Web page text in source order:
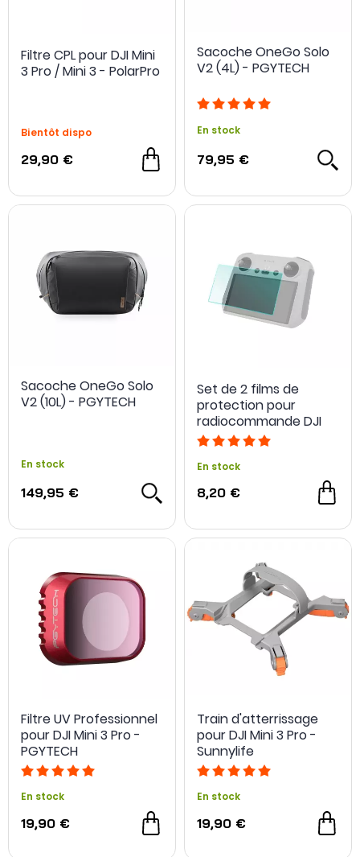
Filtre CPL pour DJI Mini
3 Pro / Mini 3 - PolarPro
Bientôt dispo
29,90 €
Sacoche OneGo Solo
V2 (4L) - PGYTECH
En stock
79,95 €
Sacoche OneGo Solo
V2 (10L) - PGYTECH
En stock
149,95 €
Set de 2 films de
protection pour
radiocommande DJI
RC - Sunnylife
En stock
8,20 €
Filtre UV Professionnel
pour DJI Mini 3 Pro -
PGYTECH
En stock
19,90 €
Train d'atterrissage
pour DJI Mini 3 Pro -
Sunnylife
En stock
19,90 €